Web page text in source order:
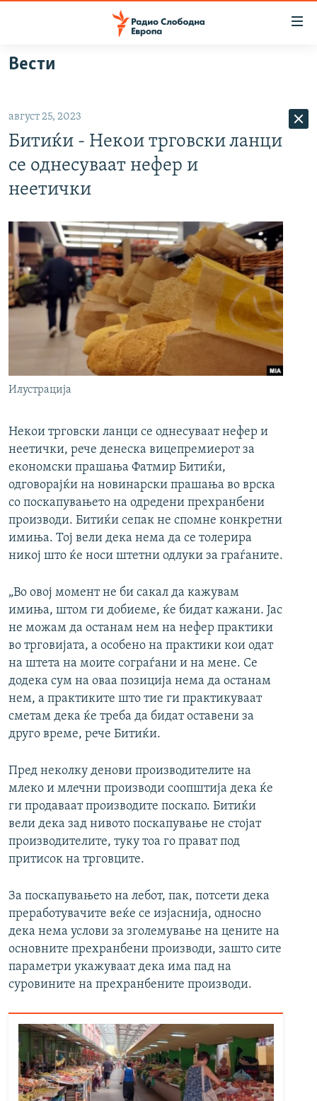
Оди
на
главната
навигација
на
ВИЗУЕЛНО
ШТО ТРЕБА ДА ЗНАЕТЕ
ПОДКАСТ ЗОШТО?
СЛЕДЕТЕ НЕ
РСЕ веб страници
Вести
август 25, 2023
Битиќи - Некои трговски ланци
се однесуваат нефер и
неетички
Илустрација
Некои трговски ланци се однесуваат нефер и
неетички, рече денеска вицепремиерот за
економски прашања Фатмир Битиќи,
одговорајќи на новинарски прашања во врска
со поскапувањето на одредени прехранбени
производи. Битиќи сепак не спомне конкретни
имиња. Тој вели дека нема да се толерира
никој што ќе носи штетни одлуки за граѓаните.
„Во овој момент не би сакал да кажувам
имиња, штом ги добиеме, ќе бидат кажани. Јас
не можам да останам нем на нефер практики
во трговијата, а особено на практики кои одат
на штета на моите сограѓани и на мене. Се
додека сум на оваа позиција нема да останам
нем, а практиките што тие ги практикуваат
сметам дека ќе треба да бидат оставени за
друго време, рече Битиќи.
Пред неколку денови производителите на
млеко и млечни производи соопштија дека ќе
ги продаваат производите поскапо. Битиќи
вели дека зад нивото поскапување не стојат
производителите, туку тоа го прават под
притисок на трговците.
За поскапувањето на лебот, пак, потсети дека
преработувачите веќе се изјаснија, односно
дека нема услови за зголемување на цените на
основните прехранбени производи, зашто сите
параметри укажуваат дека има пад на
суровините на прехранбените производи.